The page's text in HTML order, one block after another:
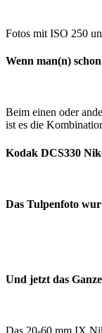
Fotos mit ISO 250
Wenn man(n)
Beim einen oder
ist es die
Kodak DCS330
Das Tulpenfoto
Und jetzt das